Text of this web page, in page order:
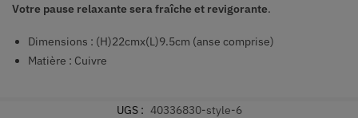
Votre pause relaxante sera fraîche et revigorante.
Dimensions : (H)22cmx(L)9.5cm (anse comprise)
Matière : Cuivre
UGS : 40336830-style-6